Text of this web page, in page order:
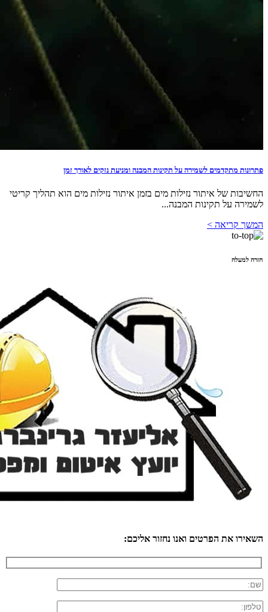
פתרונות מתקדמים לשמירה על תקינות המבנה ומניעת נזקים לאורך זמן
החשיבות של איתור נזילות מים בזמן איתור נזילות מים הוא תהליך קריטי
לשמירה על תקינות המבנה...
המשך קריאה >
חזרה למעלה
השאירו את הפרטים ואנו נחזור אליכם: